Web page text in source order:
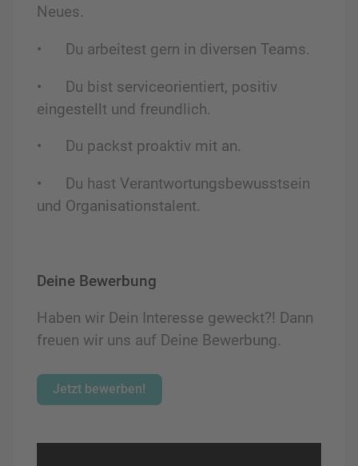
Neues.
• Du arbeitest gern in diversen Teams.
•
Du bist serviceorientiert, positiv
eingestellt und freundlich.
• Du packst proaktiv mit an.
•
Du hast Verantwortungsbewusstsein
und Organisationstalent.
Deine Bewerbung
Haben wir Dein Interesse geweckt?! Dann
freuen wir uns auf Deine Bewerbung.
Jetzt bewerben!